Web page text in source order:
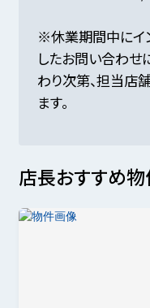
※休業期間中にイ
したお問い合わせ
わり次第、担当店
ます。
店長おすすめ